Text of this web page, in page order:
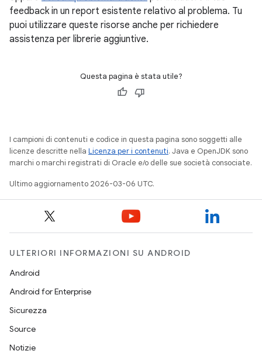
feedback in un report esistente relativo al problema. Tu
puoi utilizzare queste risorse anche per richiedere
assistenza per librerie aggiuntive.
Questa pagina è stata utile?
I campioni di contenuti e codice in questa pagina sono soggetti alle
licenze descritte nella Licenza per i contenuti. Java e OpenJDK sono
marchi o marchi registrati di Oracle e/o delle sue società consociate.
Ultimo aggiornamento 2026-03-06 UTC.
ULTERIORI INFORMAZIONI SU ANDROID
Android
Android for Enterprise
Sicurezza
Source
Notizie